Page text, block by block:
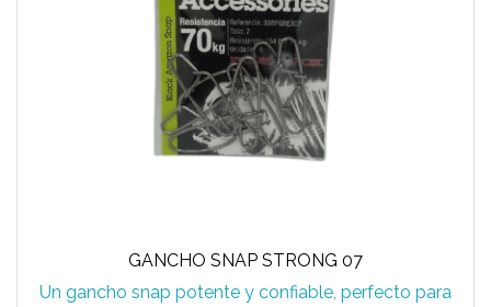
GANCHO SNAP STRONG 07
Un gancho snap potente y confiable, perfecto para